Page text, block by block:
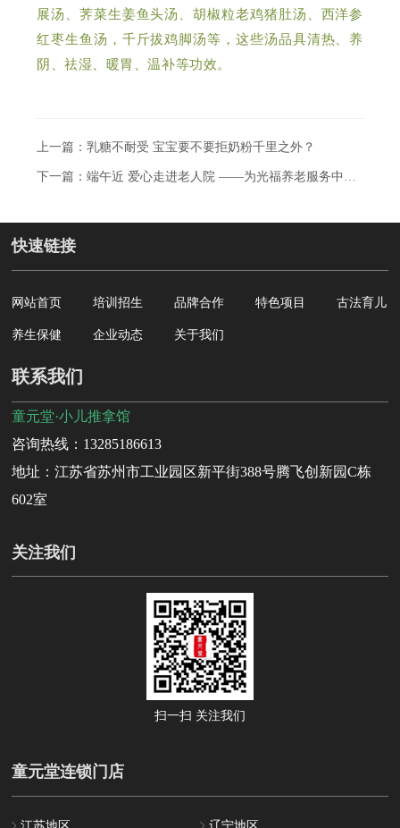
展汤、荠菜生姜鱼头汤、胡椒粒老鸡猪肚汤、西洋参
红枣生鱼汤，千斤拔鸡脚汤等，这些汤品具清热、养
阴、祛湿、暖胃、温补等功效。
上一篇：乳糖不耐受 宝宝要不要拒奶粉千里之外？
下一篇：端午近 爱心走进老人院 ——为光福养老服务中心老人过端午
快速链接
网站首页 培训招生 品牌合作 特色项目 古法育儿
养生保健 企业动态 关于我们
联系我们
童元堂·小儿推拿馆
咨询热线：13285186613
地址：江苏省苏州市工业园区新平街388号腾飞创新园C栋
602室
关注我们
扫一扫 关注我们
童元堂连锁门店